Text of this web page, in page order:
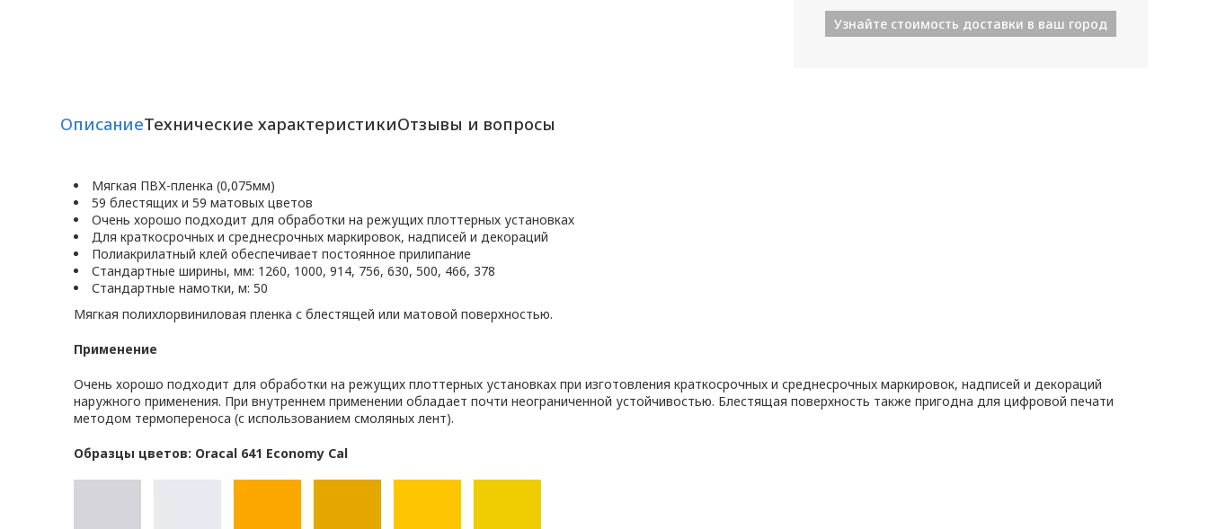
Узнайте стоимость доставки в ваш город
ОписаниеТехнические характеристикиОтзывы и вопросы
Мягкая ПВХ-пленка (0,075мм)
59 блестящих и 59 матовых цветов
Очень хорошо подходит для обработки на режущих плоттерных установках
Для краткосрочных и среднесрочных маркировок, надписей и декораций
Полиакрилатный клей обеспечивает постоянное прилипание
Стандартные ширины, мм: 1260, 1000, 914, 756, 630, 500, 466, 378
Стандартные намотки, м: 50
Мягкая полихлорвиниловая пленка с блестящей или матовой поверхностью.
Применение
Очень хорошо подходит для обработки на режущих плоттерных установках при изготовления краткосрочных и среднесрочных маркировок, надписей и декораций
наружного применения. При внутреннем применении обладает почти неограниченной устойчивостью. Блестящая поверхность также пригодна для цифровой печати
методом термопереноса (с использованием смоляных лент).
Образцы цветов: Oracal 641 Economy Cal